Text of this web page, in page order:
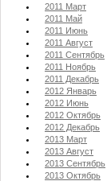
2011 Март
2011 Май
2011 Июнь
2011 Август
2011 Сентябрь
2011 Ноябрь
2011 Декабрь
2012 Январь
2012 Июнь
2012 Октябрь
2012 Декабрь
2013 Март
2013 Август
2013 Сентябрь
2013 Октябрь